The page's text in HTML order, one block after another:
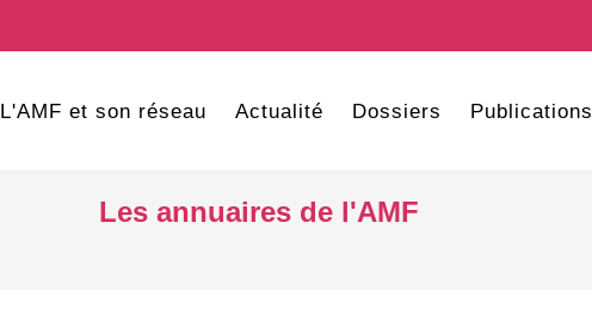
L'AMF et son réseau Actualité Dossiers Publications
Les annuaires de l'AMF